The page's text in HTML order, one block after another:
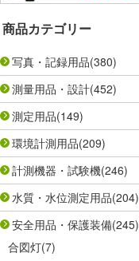
商品カテゴリー
写真・記録用品(380)
測量用品・設計(452)
測定用品(149)
環境計測用品(209)
計測機器・試験機(246)
水質・水位測定用品(204)
安全用品・保護装備(245)
合図灯(7)